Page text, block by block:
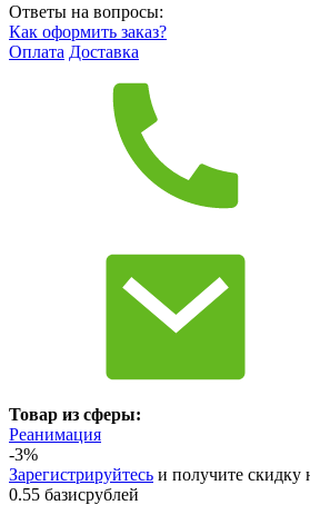
Ответы на вопросы:
Как оформить заказ?
Оплата Доставка
Товар из сферы:
Реанимация
-3%
Зарегистрируйтесь и получите скидку
0.55 базисрублей